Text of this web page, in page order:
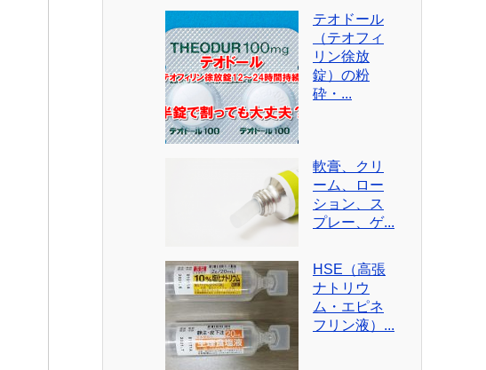
テオドール
（テオフィ
リン徐放
錠）の粉
砕・...
軟膏、クリ
ーム、ロー
ション、ス
プレー、ゲ...
HSE（高張
ナトリウ
ム・エピネ
フリン液）...